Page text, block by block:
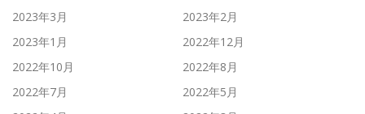
2023年3月
2023年2月
2023年1月
2022年12月
2022年10月
2022年8月
2022年7月
2022年5月